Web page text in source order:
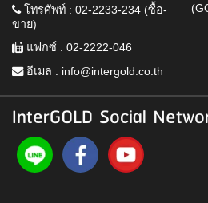
โทรศัพท์ : 02-2233-234 (ซื้อ-
ขาย)
แฟกซ์ : 02-2222-046
อีเมล : info@intergold.co.th
InterGOLD Social